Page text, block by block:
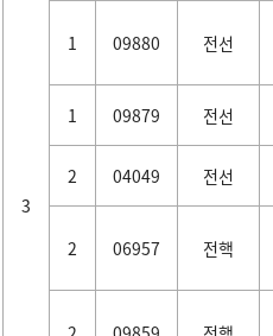
3
1 09880 전선
1 09879 전선
2 04049 전선
2 06957 전핵